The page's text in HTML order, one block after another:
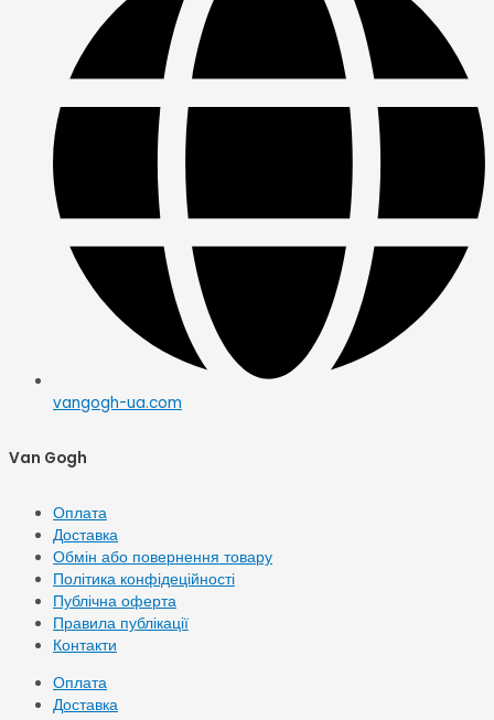
vangogh-ua.com
Van Gogh
Оплата
Доставка
Обмін або повернення товару
Політика конфідеційності
Публічна оферта
Правила публікації
Контакти
Оплата
Доставка